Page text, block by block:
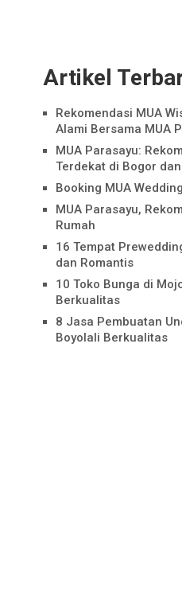
Artikel
Rekomendasi MUA
Alami Bersama MUA
MUA Parasayu:
Terdekat di Bogor
Booking MUA
MUA Parasayu,
Rumah
16 Tempat
dan Romantis
10 Toko Bunga di
Berkualitas
8 Jasa Pembuatan
Boyolali Berkualitas